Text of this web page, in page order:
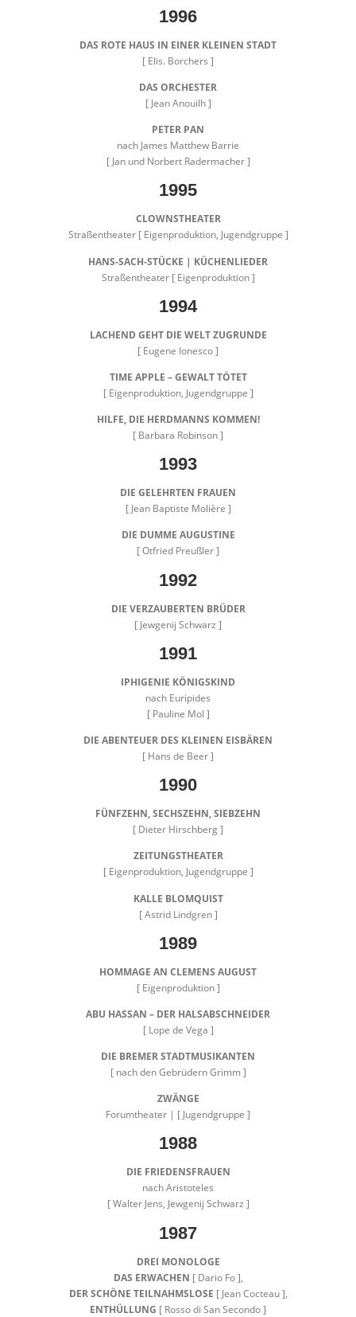
1996
DAS ROTE HAUS IN EINER KLEINEN STADT
[ Elis. Borchers ]
DAS ORCHESTER
[ Jean Anouilh ]
PETER PAN
nach James Matthew Barrie
[ Jan und Norbert Radermacher ]
1995
CLOWNSTHEATER
Straßentheater [ Eigenproduktion, Jugendgruppe ]
HANS-SACH-STÜCKE | KÜCHENLIEDER
Straßentheater [ Eigenproduktion ]
1994
LACHEND GEHT DIE WELT ZUGRUNDE
[ Eugene Ionesco ]
TIME APPLE – GEWALT TÖTET
[ Eigenproduktion, Jugendgruppe ]
HILFE, DIE HERDMANNS KOMMEN!
[ Barbara Robinson ]
1993
DIE GELEHRTEN FRAUEN
[ Jean Baptiste Molière ]
DIE DUMME AUGUSTINE
[ Otfried Preußler ]
1992
DIE VERZAUBERTEN BRÜDER
[ Jewgenij Schwarz ]
1991
IPHIGENIE KÖNIGSKIND
nach Euripides
[ Pauline Mol ]
DIE ABENTEUER DES KLEINEN EISBÄREN
[ Hans de Beer ]
1990
FÜNFZEHN, SECHSZEHN, SIEBZEHN
[ Dieter Hirschberg ]
ZEITUNGSTHEATER
[ Eigenproduktion, Jugendgruppe ]
KALLE BLOMQUIST
[ Astrid Lindgren ]
1989
HOMMAGE AN CLEMENS AUGUST
[ Eigenproduktion ]
ABU HASSAN – DER HALSABSCHNEIDER
[ Lope de Vega ]
DIE BREMER STADTMUSIKANTEN
[ nach den Gebrüdern Grimm ]
ZWÄNGE
Forumtheater | [ Jugendgruppe ]
1988
DIE FRIEDENSFRAUEN
nach Aristoteles
[ Walter Jens, Jewgenij Schwarz ]
1987
DREI MONOLOGE
DAS ERWACHEN [ Dario Fo ],
DER SCHÖNE TEILNAHMSLOSE [ Jean Cocteau ],
ENTHÜLLUNG [ Rosso di San Secondo ]